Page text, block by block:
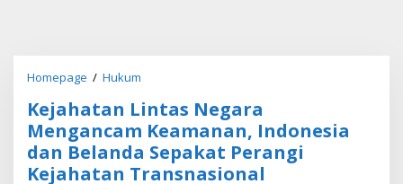
Homepage / Hukum
j
a
t
Kejahatan Lintas Negara
Mengancam Keamanan, Indonesia
dan Belanda Sepakat Perangi
Kejahatan Transnasional